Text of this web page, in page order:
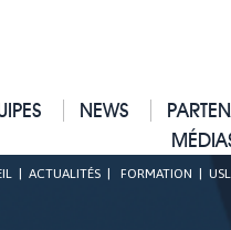
NEWS
| ACTUALITÉS| FORMATION